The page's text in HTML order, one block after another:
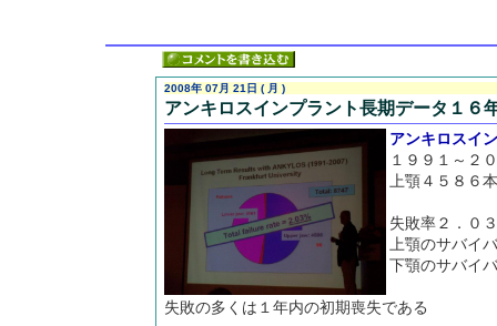
2008年 07月 21日 ( 月 )
アンキロスインプラント長期データ１６
アンキロスイ
１９９１～２
上顎４５８６
失敗率２．０
上顎のサバイ
下顎のサバイ
失敗の多くは１年内の初期喪失である